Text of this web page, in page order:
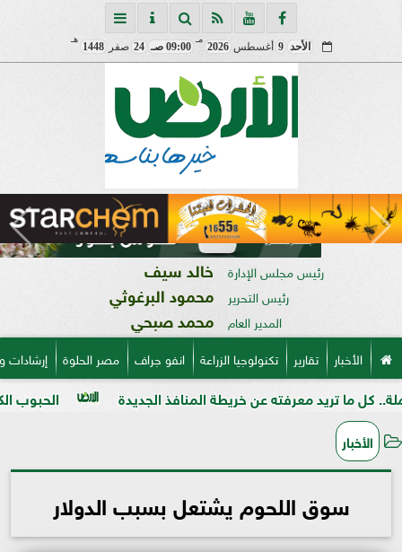
الأحد 9 أغسطس2026
مـ
09:00 صـ 24 صفر1448
هـ
رئيس مجلس الإدارة خالد سيف
رئيس التحرير محمود البرغوثي
المدير العام محمد صبحي
الأخبار تقارير تكنولوجيا الزراعة انفو جراف مصر الحلوة
الحبوب الكاملة معرفته عن خريطة المنافذ الجديدة
الأخبار
سوق اللحوم يشتعل بسبب الدولار